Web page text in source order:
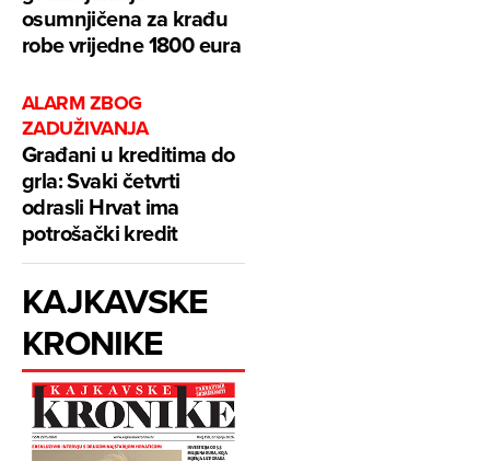
osumnjičena za krađu
robe vrijedne 1800 eura
ALARM ZBOG
ZADUŽIVANJA
Građani u kreditima do
grla: Svaki četvrti
odrasli Hrvat ima
potrošački kredit
KAJKAVSKE
KRONIKE